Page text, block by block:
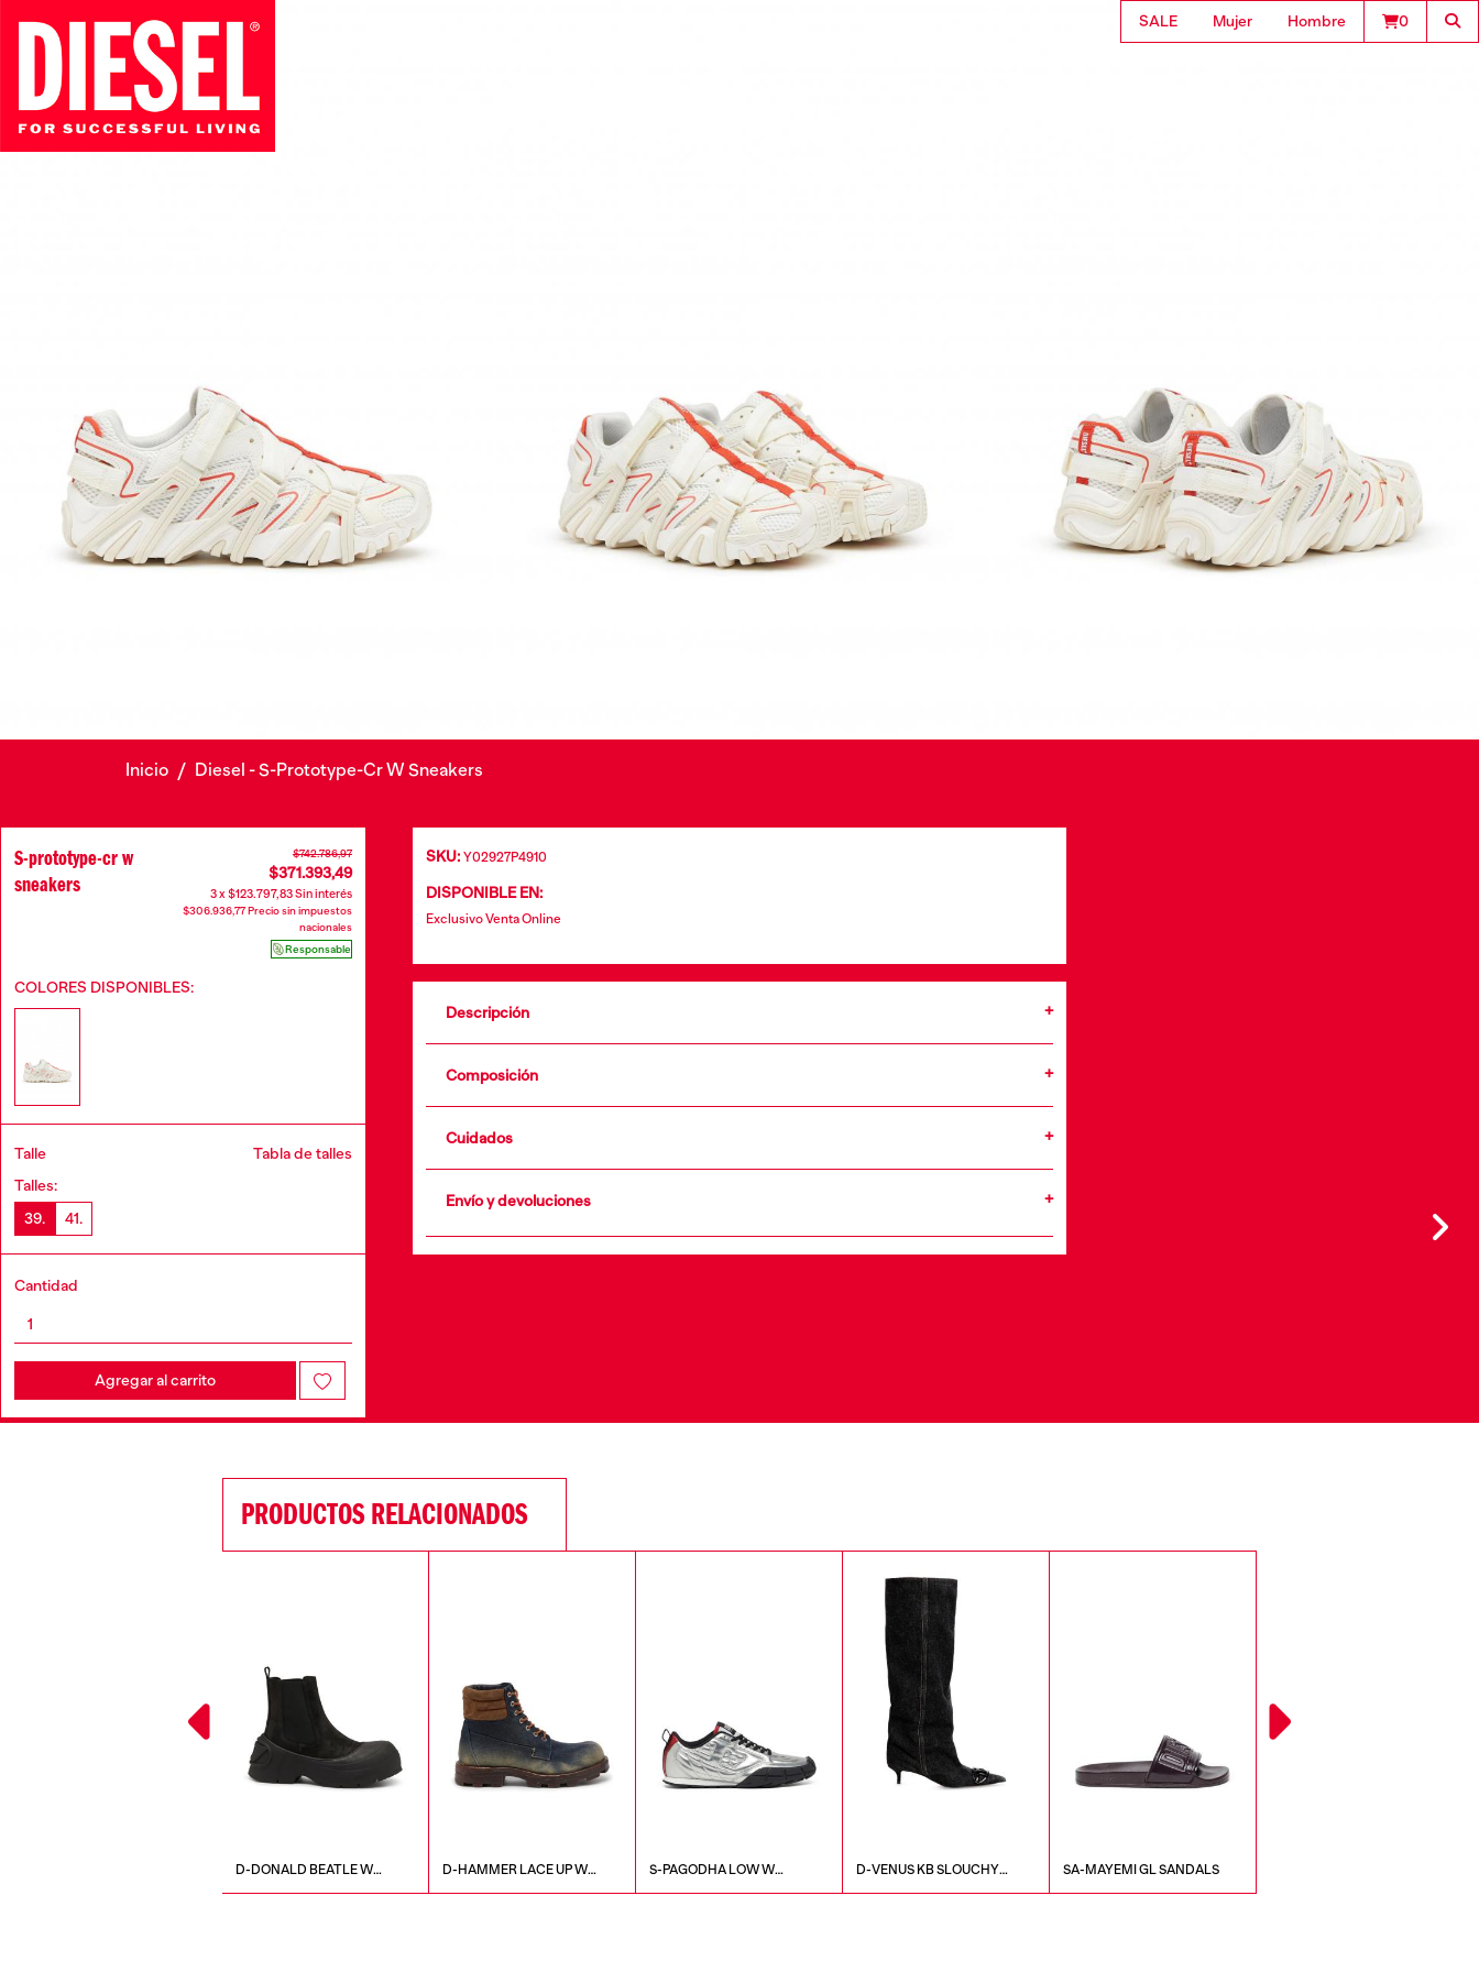
SALE Mujer Hombre 0
Inicio / Diesel - S-Prototype-Cr W Sneakers
S-prototype-cr w
sneakers
$742.786,97
$371.393,49
3 x $123.797,83 Sin interés
$306.936,77 Precio sin impuestos
nacionales
Responsable
COLORES DISPONIBLES:
Talle
Tabla de talles
Talles:
39.
41.
Cantidad
Agregar al carrito
SKU: Y02927P4910
DISPONIBLE EN:
Exclusivo Venta Online
Descripción
Composición
Cuidados
•
Envío y devoluciones
PRODUCTOS RELACIONADOS
D-DONALD BEATLE W
D-HAMMER LACE UP W
S-PAGODHA LOW W
D-VENUS KB SLOUCHY
SA-MAYEMI GL SANDALS